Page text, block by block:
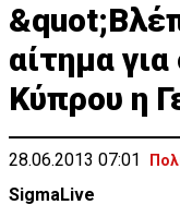
αίτημα
Κύπρου η
28.06.2013 07:01
SigmaLive